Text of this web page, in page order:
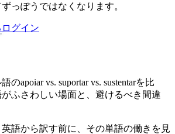
っぽうではなくなります。
ログイン
のapoiar vs. suportar vs. sustentarを比
ふさわしい場面と、避けるべき間違
語から訳す前に、その単語の働きを見